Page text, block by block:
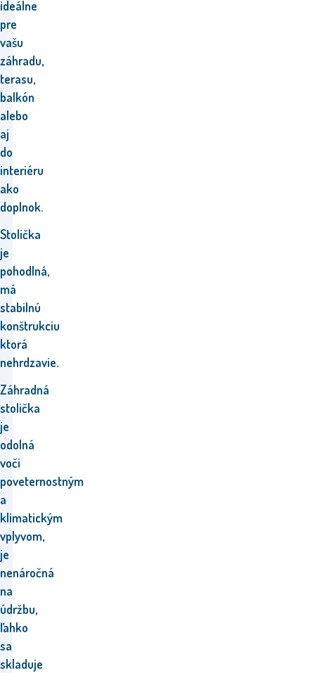
ideálne
pre
vašu
záhradu,
terasu,
balkón
alebo
aj
do
interiéru
ako
doplnok.
Stolička
je
pohodlná,
má
stabilnú
konštrukciu
ktorá
nehrdzavie.
Záhradná
stolička
je
odolná
voči
poveternostným
a
klimatickým
vplyvom,
je
nenáročná
na
údržbu,
ľahko
sa
skladuje